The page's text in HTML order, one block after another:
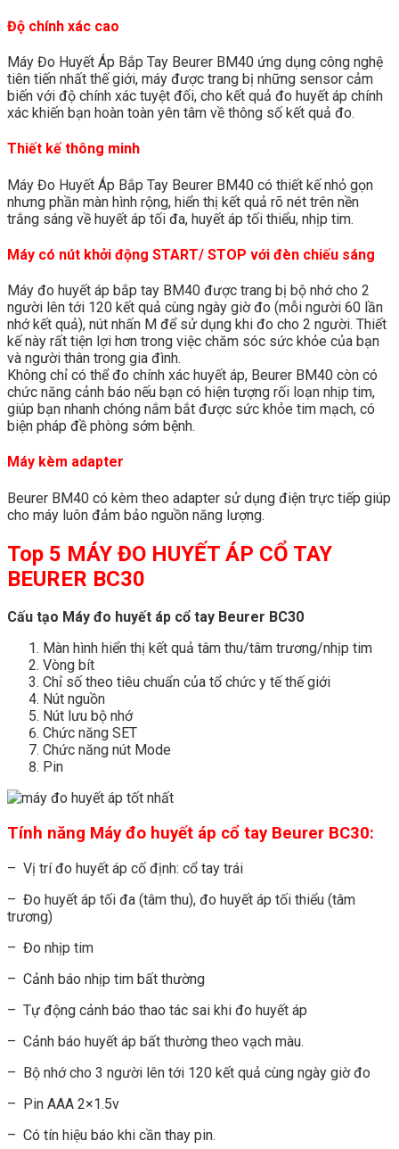
Độ chính xác cao
Máy Đo Huyết Áp Bắp Tay Beurer BM40 ứng dụng công nghệ
tiên tiến nhất thế giới, máy được trang bị những sensor cảm
biến với độ chính xác tuyệt đối, cho kết quả đo huyết áp chính
xác khiến bạn hoàn toàn yên tâm về thông số kết quả đo.
Thiết kế thông minh
Máy Đo Huyết Áp Bắp Tay Beurer BM40 có thiết kế nhỏ gọn
nhưng phần màn hình rộng, hiển thị kết quả rõ nét trên nền
trắng sáng về huyết áp tối đa, huyết áp tối thiểu, nhịp tim.
Máy có nút khởi động START/ STOP với đèn chiếu sáng
Máy đo huyết áp bắp tay BM40 được trang bị bộ nhớ cho 2
người lên tới 120 kết quả cùng ngày giờ đo (mỗi người 60 lần
nhớ kết quả), nút nhấn M để sử dụng khi đo cho 2 người. Thiết
kế này rất tiện lợi hơn trong việc chăm sóc sức khỏe của bạn
và người thân trong gia đình.
Không chỉ có thể đo chính xác huyết áp, Beurer BM40 còn có
chức năng cảnh báo nếu bạn có hiện tượng rối loạn nhịp tim,
giúp bạn nhanh chóng nắm bắt được sức khỏe tim mạch, có
biện pháp đề phòng sớm bệnh.
Máy kèm adapter
Beurer BM40 có kèm theo adapter sử dụng điện trực tiếp giúp
cho máy luôn đảm bảo nguồn năng lượng.
Top 5 MÁY ĐO HUYẾT ÁP CỔ TAY
BEURER BC30
Cấu tạo Máy đo huyết áp cổ tay Beurer BC30
Màn hình hiển thị kết quả tâm thu/tâm trương/nhịp tim
Vòng bít
Chỉ số theo tiêu chuẩn của tổ chức y tế thế giới
Nút nguồn
Nút lưu bộ nhớ
Chức năng SET
Chức năng nút Mode
Pin
Tính năng Máy đo huyết áp cổ tay Beurer BC30:
– Vị trí đo huyết áp cố định: cổ tay trái
– Đo huyết áp tối đa (tâm thu), đo huyết áp tối thiểu (tâm
trương)
– Đo nhịp tim
– Cảnh báo nhịp tim bất thường
– Tự động cảnh báo thao tác sai khi đo huyết áp
– Cảnh báo huyết áp bất thường theo vạch màu.
– Bộ nhớ cho 3 người lên tới 120 kết quả cùng ngày giờ đo
– Pin AAA 2×1.5v
– Có tín hiệu báo khi cần thay pin.